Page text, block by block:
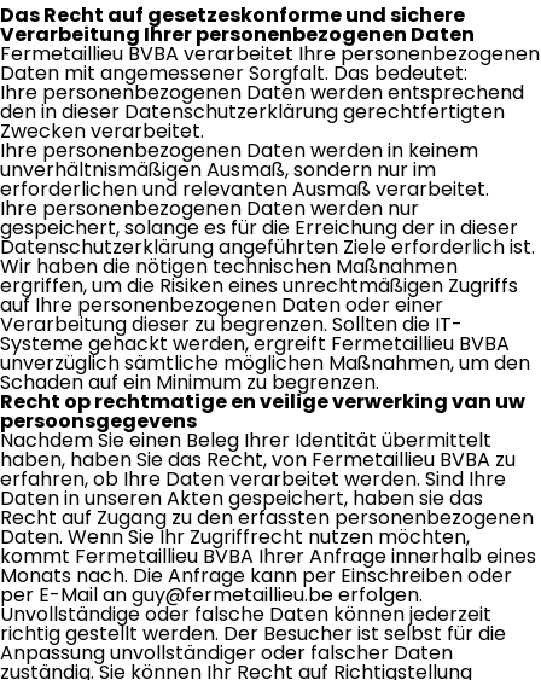
Das Recht auf gesetzeskonforme und sichere
Verarbeitung Ihrer personenbezogenen Daten
Fermetaillieu BVBA verarbeitet Ihre personenbezogenen
Daten mit angemessener Sorgfalt. Das bedeutet:
Ihre personenbezogenen Daten werden entsprechend
den in dieser Datenschutzerklärung gerechtfertigten
Zwecken verarbeitet.
Ihre personenbezogenen Daten werden in keinem
unverhältnismäßigen Ausmaß, sondern nur im
erforderlichen und relevanten Ausmaß verarbeitet.
Ihre personenbezogenen Daten werden nur
gespeichert, solange es für die Erreichung der in dieser
Datenschutzerklärung angeführten Ziele erforderlich ist.
Wir haben die nötigen technischen Maßnahmen
ergriffen, um die Risiken eines unrechtmäßigen Zugriffs
auf Ihre personenbezogenen Daten oder einer
Verarbeitung dieser zu begrenzen. Sollten die IT-
Systeme gehackt werden, ergreift Fermetaillieu BVBA
unverzüglich sämtliche möglichen Maßnahmen, um den
Schaden auf ein Minimum zu begrenzen.
Recht op rechtmatige en veilige verwerking van uw
persoonsgegevens
Nachdem Sie einen Beleg Ihrer Identität übermittelt
haben, haben Sie das Recht, von Fermetaillieu BVBA zu
erfahren, ob Ihre Daten verarbeitet werden. Sind Ihre
Daten in unseren Akten gespeichert, haben sie das
Recht auf Zugang zu den erfassten personenbezogenen
Daten. Wenn Sie Ihr Zugriffrecht nutzen möchten,
kommt Fermetaillieu BVBA Ihrer Anfrage innerhalb eines
Monats nach. Die Anfrage kann per Einschreiben oder
per E-Mail an guy@fermetaillieu.be erfolgen.
Unvollständige oder falsche Daten können jederzeit
richtig gestellt werden. Der Besucher ist selbst für die
Anpassung unvollständiger oder falscher Daten
zuständig. Sie können Ihr Recht auf Richtigstellung